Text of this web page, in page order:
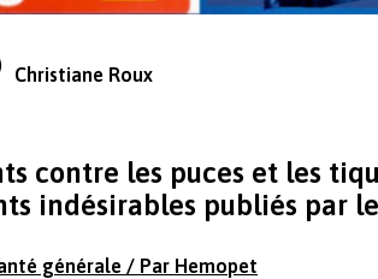
Christiane Roux
contre les puces et les
indésirables publiés par
générale / Par Hemopet